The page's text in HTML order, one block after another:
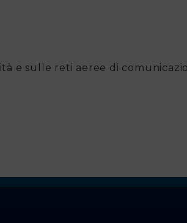
e sulle reti aeree di